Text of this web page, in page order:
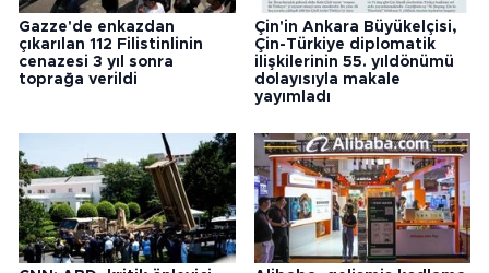
Gazze'de enkazdan
çıkarılan 112 Filistinlinin
cenazesi 3 yıl sonra
toprağa verildi
Çin'in Ankara Büyükelçisi,
Çin-Türkiye diplomatik
ilişkilerinin 55. yıldönümü
dolayısıyla makale
yayımladı